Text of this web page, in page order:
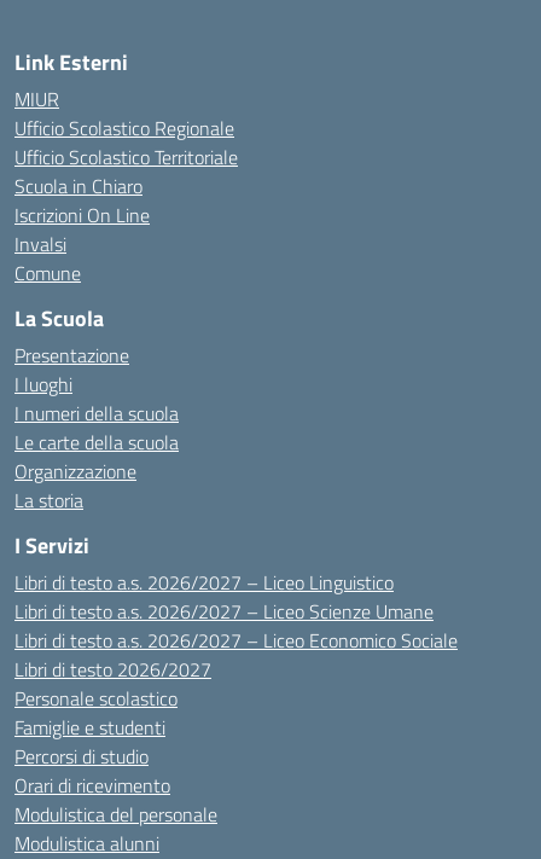
Link Esterni
MIUR
Ufficio Scolastico Regionale
Ufficio Scolastico Territoriale
Scuola in Chiaro
Iscrizioni On Line
Invalsi
Comune
La Scuola
Presentazione
I luoghi
I numeri della scuola
Le carte della scuola
Organizzazione
La storia
I Servizi
Libri di testo a.s. 2026/2027 – Liceo Linguistico
Libri di testo a.s. 2026/2027 – Liceo Scienze Umane
Libri di testo a.s. 2026/2027 – Liceo Economico Sociale
Libri di testo 2026/2027
Personale scolastico
Famiglie e studenti
Percorsi di studio
Orari di ricevimento
Modulistica del personale
Modulistica alunni